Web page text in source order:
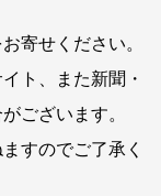
寄せください。
ト、また新聞・
ございます。
すのでご了承く